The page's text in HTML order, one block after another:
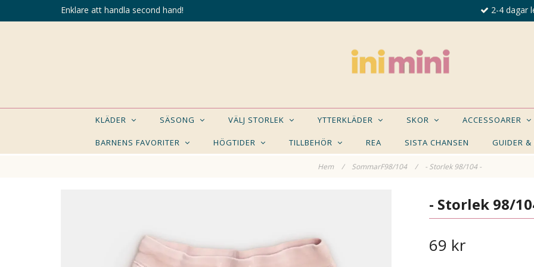
Enklare att handla second hand! 2-4 dagar
KLÄDER SÄSONG VÄLJ STORLEK YTTERKLÄDER SKOR ACCESSOARER
BARNENS FAVORITER HÖGTIDER TILLBEHÖR REA SISTA CHANSEN GUIDER &
Hem / SommarF98/104 / - Storlek 98/104 -
KANSKE NÅGON AV DESSA PRODUKTER KAN- Storlek 98/
69 kr